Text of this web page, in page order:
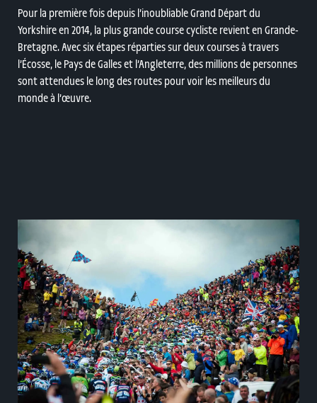
Pour la première fois depuis l’inoubliable Grand Départ du
Yorkshire en 2014, la plus grande course cycliste revient en Grande-
Bretagne. Avec six étapes réparties sur deux courses à travers
l’Écosse, le Pays de Galles et l’Angleterre, des millions de personnes
sont attendues le long des routes pour voir les meilleurs du
monde à l’œuvre.